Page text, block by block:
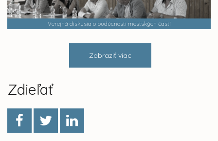
Verejná diskusia o budúcnosti mestských častí
Zobraziť viac
Zdieľať